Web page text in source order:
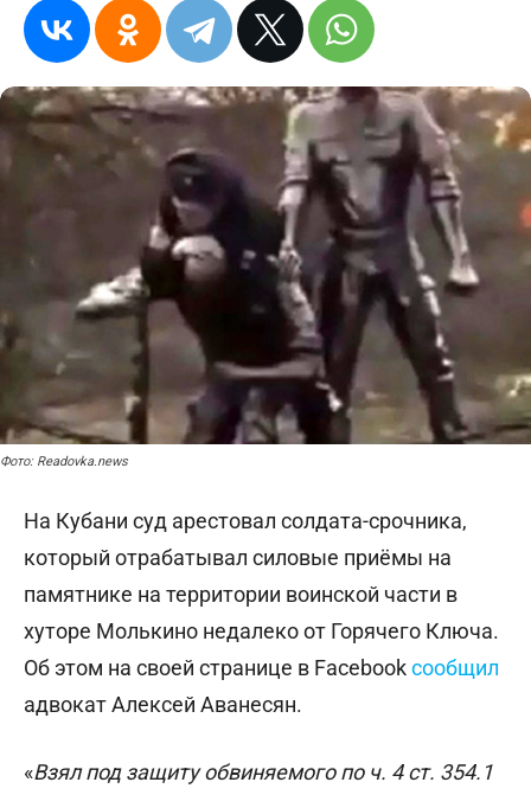
Фото: Readovka.news
На Кубани суд арестовал солдата-срочника,
который отрабатывал силовые приёмы на
памятнике на территории воинской части в
хуторе Молькино недалеко от Горячего Ключа.
Об этом на своей странице в Facebookсообщил
адвокат Алексей Аванесян.
«Взял под защиту обвиняемого по ч. 4 ст. 354.1